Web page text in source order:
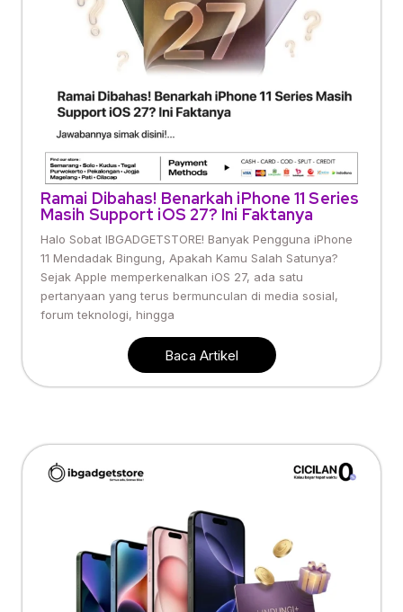
Ramai Dibahas! Benarkah iPhone 11 Series
Masih Support iOS 27? Ini Faktanya
Halo Sobat IBGADGETSTORE! Banyak Pengguna iPhone
11 Mendadak Bingung, Apakah Kamu Salah Satunya?
Sejak Apple memperkenalkan iOS 27, ada satu
pertanyaan yang terus bermunculan di media sosial,
forum teknologi, hingga
Baca Artikel